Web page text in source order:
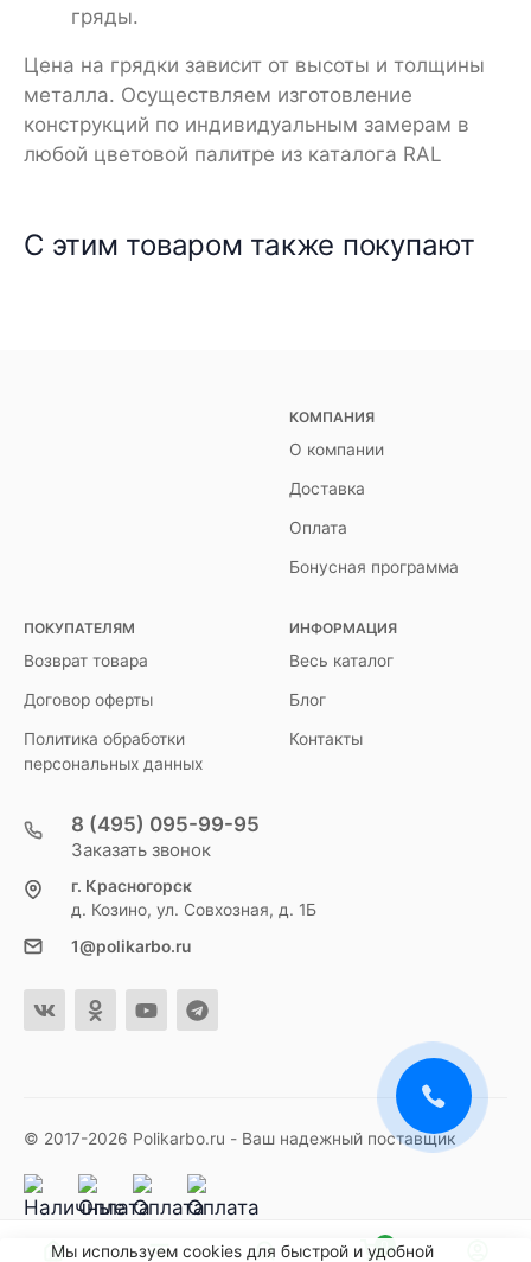
гряды.
Цена на грядки зависит от высоты и толщины
металла. Осуществляем изготовление
конструкций по индивидуальным замерам в
любой цветовой палитре из каталога RAL
С этим товаром также покупают
КОМПАНИЯ
О компании
Доставка
Оплата
Бонусная программа
ПОКУПАТЕЛЯМ
Возврат товара
Договор оферты
Политика обработки
персональных данных
ИНФОРМАЦИЯ
Весь каталог
Блог
Контакты
8 (495) 095-99-95
Заказать звонок
г. Красногорск
д. Козино, ул. Совхозная, д. 1Б
1@polikarbo.ru
© 2017-2026 Polikarbo.ru - Ваш надежный поставщик
Мы используем cookies для быстрой и удобной
0